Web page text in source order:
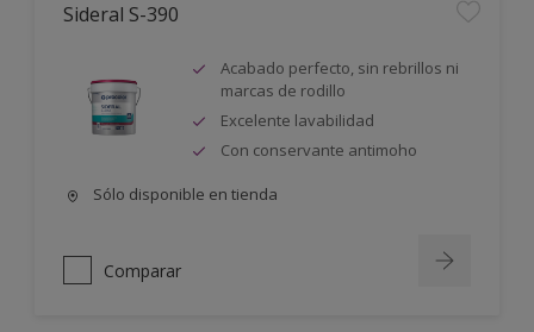
Sideral S-390
Acabado perfecto, sin rebrillos ni
marcas de rodillo
Excelente lavabilidad
Con conservante antimoho
Sólo disponible en tienda
Comparar